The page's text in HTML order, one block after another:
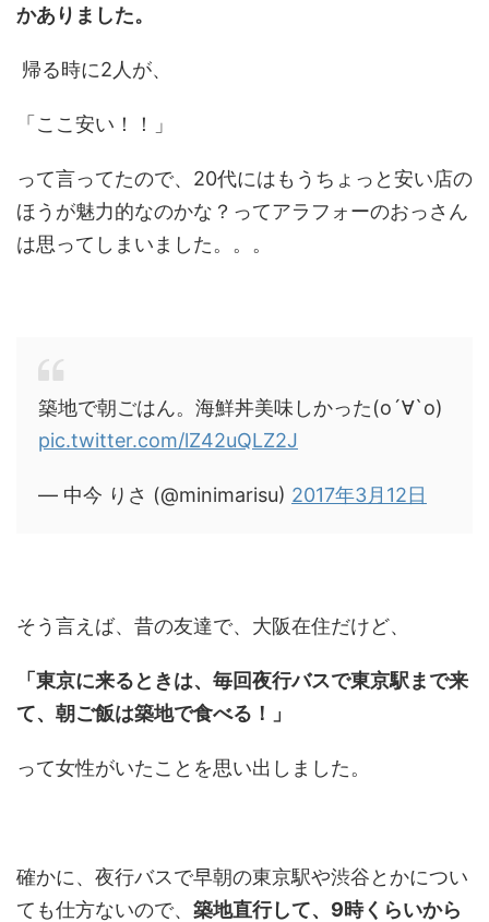
かありました。
帰る時に2人が、
「ここ安い！！」
って言ってたので、20代にはもうちょっと安い店の
ほうが魅力的なのかな？ってアラフォーのおっさん
は思ってしまいました。。。
築地で朝ごはん。海鮮丼美味しかった(о´∀`о)
pic.twitter.com/lZ42uQLZ2J
— 中今 りさ (@minimarisu) 2017年3月12日
そう言えば、昔の友達で、大阪在住だけど、
「東京に来るときは、毎回夜行バスで東京駅まで来
て、朝ご飯は築地で食べる！」
って女性がいたことを思い出しました。
確かに、夜行バスで早朝の東京駅や渋谷とかについ
ても仕方ないので、 築地直行して、9時くらいから